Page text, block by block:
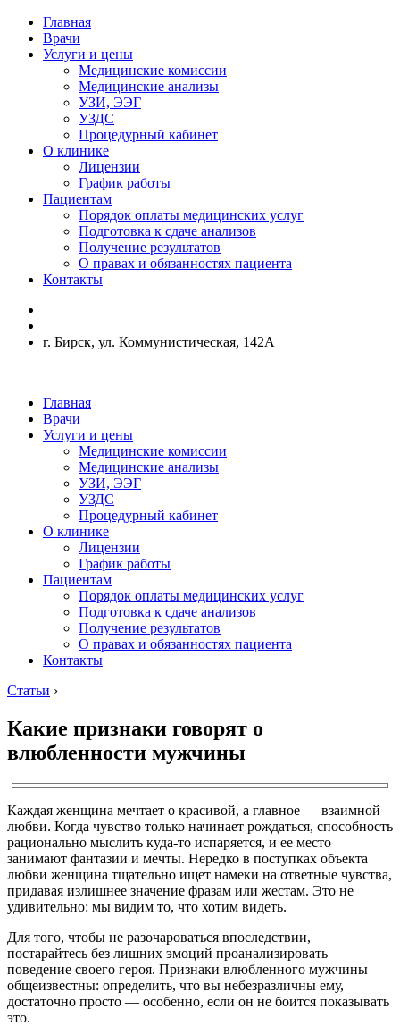
Главная
Врачи
Услуги и цены
Медицинские комиссии
Медицинские анализы
УЗИ, ЭЭГ
УЗДС
Процедурный кабинет
О клинике
Лицензии
График работы
Пациентам
Порядок оплаты медицинских услуг
Подготовка к сдаче анализов
Получение результатов
О правах и обязанностях пациента
Контакты
г. Бирск, ул. Коммунистическая, 142А
Главная
Врачи
Услуги и цены
Медицинские комиссии
Медицинские анализы
УЗИ, ЭЭГ
УЗДС
Процедурный кабинет
О клинике
Лицензии
График работы
Пациентам
Порядок оплаты медицинских услуг
Подготовка к сдаче анализов
Получение результатов
О правах и обязанностях пациента
Контакты
Статьи ›
Какие признаки говорят о
влюбленности мужчины
Каждая женщина мечтает о красивой, а главное — взаимной
любви. Когда чувство только начинает рождаться, способность
рационально мыслить куда-то испаряется, и ее место
занимают фантазии и мечты. Нередко в поступках объекта
любви женщина тщательно ищет намеки на ответные чувства,
придавая излишнее значение фразам или жестам. Это не
удивительно: мы видим то, что хотим видеть.
Для того, чтобы не разочароваться впоследствии,
постарайтесь без лишних эмоций проанализировать
поведение своего героя. Признаки влюбленного мужчины
общеизвестны: определить, что вы небезразличны ему,
достаточно просто — особенно, если он не боится показывать
это.